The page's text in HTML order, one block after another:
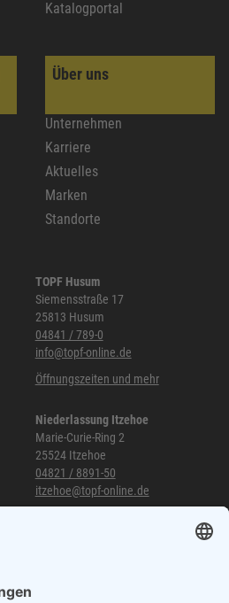
Katalogportal
Über uns
Unternehmen
Karriere
Aktuelles
Marken
Standorte
TOPF Husum
Siemensstraße 17
25813 Husum
04841 / 789-0
info@topf-online.de
Öffnungszeiten und mehr
Niederlassung Itzehoe
Marie-Curie-Ring 2
25524 Itzehoe
04821 / 8891-50
itzehoe@topf-online.de